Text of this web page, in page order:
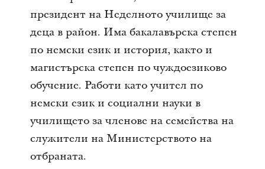
президент на Неделното училище за
деца в район. Има бакалавърска степен
по немски език и история, както и
магистърска степен по чуждоезиково
обучение. Работи като учител по
немски език и социални науки в
училището за членове на семейства на
служители на Министерството на
отбраната.